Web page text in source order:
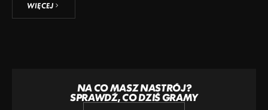
WIĘCEJ
NA CO MASZ NASTRÓJ?
SPRAWDŹ, CO DZIŚ GRAMY